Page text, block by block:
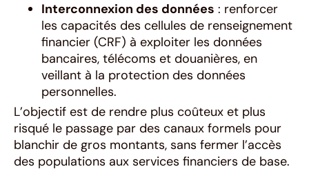
Interconnexion des données : renforcer
les capacités des cellules de renseignement
financier (CRF) à exploiter les données
bancaires, télécoms et douanières, en
veillant à la protection des données
personnelles.
L’objectif est de rendre plus coûteux et plus
risqué le passage par des canaux formels pour
blanchir de gros montants, sans fermer l’accès
des populations aux services financiers de base.